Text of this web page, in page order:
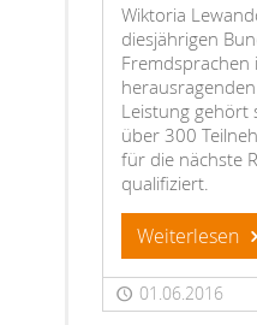
Wiktoria
diesjährigen
Fremdsprachen
Leistung gehört
über 300
für die nächste
qualifiziert.
Weiterlesen
01.06.2016